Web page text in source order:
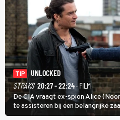
TIP
UNLOCKED
STRAKS 20:27 - 22:24· FILM
De CIA vraagt ex-spion Alice
te assisteren bij een belangrijke
degene die haar aanstelde kwade